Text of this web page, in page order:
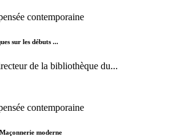
contemporaine
sur les débuts ...
de la bibliothèque du...
contemporaine
moderne